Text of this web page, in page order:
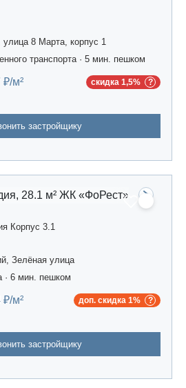
улица 8 Марта, корпус 1
транспорта · 5 мин. пешком
₽/м² скидка 1,5%
застройщику
Корпус 3.1
Зелёная улица
6 мин. пешком
₽/м² доп. скидка 1%
застройщику